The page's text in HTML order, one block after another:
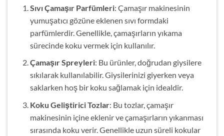
Sıvı Çamaşır Parfümleri: Çamaşır makinesinin
yumuşatıcı gözüne eklenen sıvı formdaki
parfümlerdir. Genellikle, çamaşırların yıkama
sürecinde koku vermek için kullanılır.
Çamaşır Spreyleri: Bu ürünler, doğrudan giysilere
sıkılarak kullanılabilir. Giysilerinizi giyerken veya
saklarken hoş bir koku sağlamak için idealdir.
Koku Geliştirici Tozlar: Bu tozlar, çamaşır
makinesinin içine eklenir ve çamaşırların yıkanması
sırasında koku verir. Genellikle uzun süreli kokular